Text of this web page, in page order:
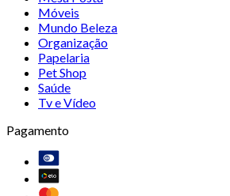
Móveis
Mundo Beleza
Organização
Papelaria
Pet Shop
Saúde
Tv e Vídeo
Pagamento